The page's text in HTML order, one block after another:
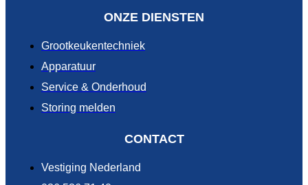
ONZE DIENSTEN
Grootkeukentechniek
Apparatuur
Service & Onderhoud
Storing melden
CONTACT
Vestiging Nederland